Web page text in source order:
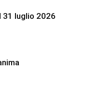
31 luglio 2026